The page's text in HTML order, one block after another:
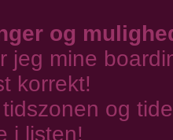
og
jeg mine
korrekt!
og
i listen!